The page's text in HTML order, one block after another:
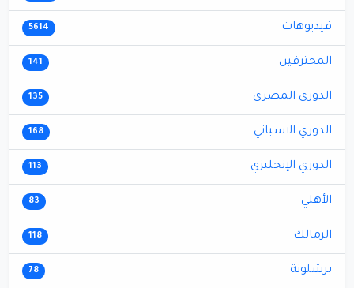
فيديوهات 5614
المحترفين 141
الدوري المصري 135
الدوري الاسباني 168
الدوري الإنجليزي 113
الأهلي 83
الزمالك 118
برشلونة 78